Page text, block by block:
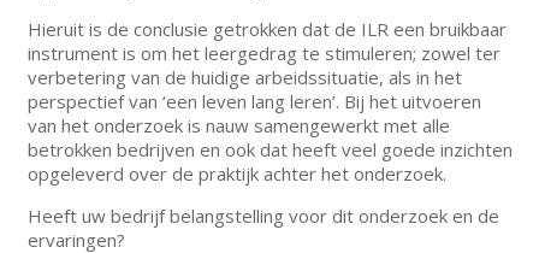
Hieruit is de conclusie getrokken dat de ILR een bruikbaar
instrument is om het leergedrag te stimuleren; zowel ter
verbetering van de huidige arbeidssituatie, als in het
perspectief van ‘een leven lang leren’. Bij het uitvoeren
van het onderzoek is nauw samengewerkt met alle
betrokken bedrijven en ook dat heeft veel goede inzichten
opgeleverd over de praktijk achter het onderzoek.
Heeft uw bedrijf belangstelling voor dit onderzoek en de
ervaringen?